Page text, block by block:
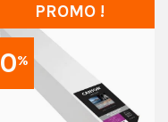
%
PROMO !